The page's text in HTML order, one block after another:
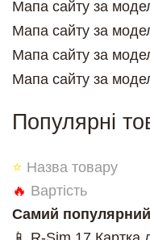
Мапа сайту за
Мапа сайту за
Мапа сайту за
Мапа сайту за
Популярні
⭐ Назва товару
🔥 Вартість
Самий